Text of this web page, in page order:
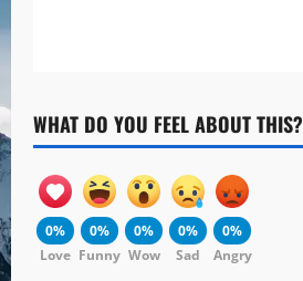
WHAT DO YOU FEEL ABOUT THIS?
0%
Love
0%
Funny
0%
Wow
0%
Sad
0%
Angry